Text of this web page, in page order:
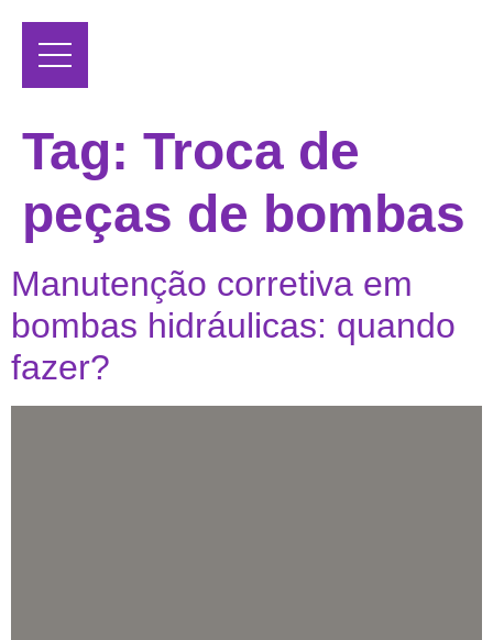
Tag: Troca de
peças de bombas
Manutenção corretiva em
bombas hidráulicas: quando
fazer?